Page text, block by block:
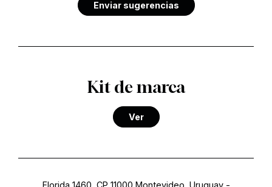
Enviar sugerencias
Kit de marca
Ver
Florida 1460, CP 11000 Montevideo, Uruguay-